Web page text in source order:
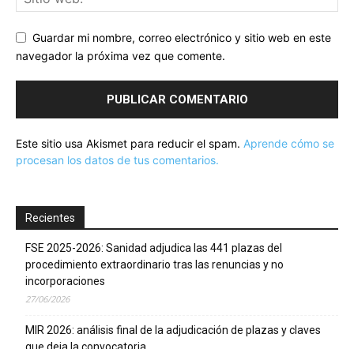
Guardar mi nombre, correo electrónico y sitio web en este
navegador la próxima vez que comente.
Este sitio usa Akismet para reducir el spam. Aprende cómo se
procesan los datos de tus comentarios.
Recientes
FSE 2025-2026: Sanidad adjudica las 441 plazas del
procedimiento extraordinario tras las renuncias y no
incorporaciones
27/06/2026
MIR 2026: análisis final de la adjudicación de plazas y claves